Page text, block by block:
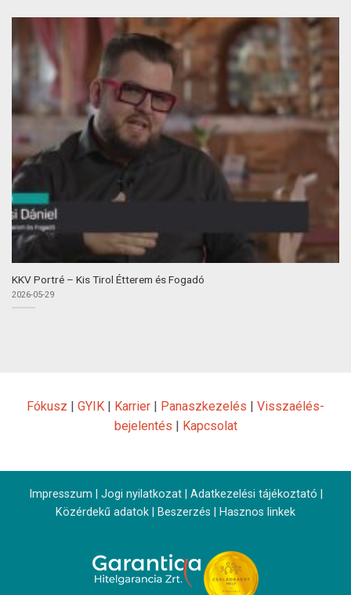
KKV Portré – Kis Tirol Étterem és Fogadó
2026-05-29
Fókusz GYIK Karrier Panaszkezelés
Visszaélés-
bejelentés
Kapcsolat
Impresszum Jogi nyilatkozat| Adatkezelési tájékoztató
Közérdekű adatok
Beszerzés Hasznos linkek